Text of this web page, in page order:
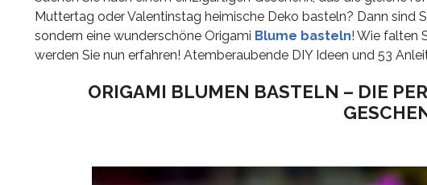
Muttertag oder Valentinstag heimische Deko basteln? Dann sind
sondern eine wunderschöne Origami Blume basteln! Wie falten
werden Sie nun erfahren! Atemberaubende DIY Ideen und 53
ORIGAMI BLUMEN BASTELN – DIE